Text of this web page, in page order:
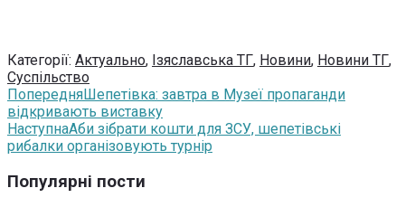
Категорії: Актуально, Ізяславська ТГ, Новини, Новини ТГ,
Суспільство
ПопередняШепетівка: завтра в Музеї пропаганди
відкривають виставку
НаступнаАби зібрати кошти для ЗСУ, шепетівські
рибалки організовують турнір
Популярні пости